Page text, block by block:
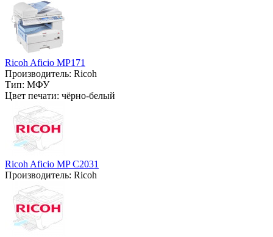
Ricoh Aficio MP171
Производитель: Ricoh
Тип: МФУ
Цвет печати: чёрно-белый
Ricoh Aficio MP C2031
Производитель: Ricoh